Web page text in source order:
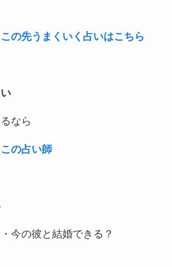
の先うまくいく占いはこちら
なら
の占い師
今の彼と結婚できる？